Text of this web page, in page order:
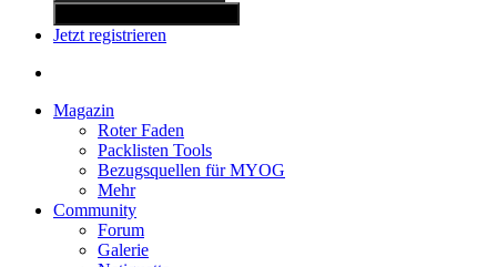
Jetzt registrieren
Magazin
Roter Faden
Packlisten Tools
Bezugsquellen für MYOG
Mehr
Community
Forum
Galerie